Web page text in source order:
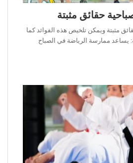
حقائق مثبتة
مثبتة ويمكن تلخيص هذه الفوائد كما
يساعد ممارسة الرياضة في الصباح